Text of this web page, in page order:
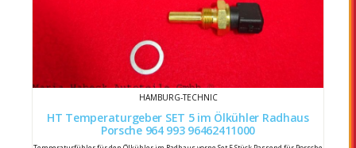
HAMBURG-TECHNIC
HT Temperaturgeber SET 5 im Ölkühler Radhaus
Porsche 964 993 96462411000